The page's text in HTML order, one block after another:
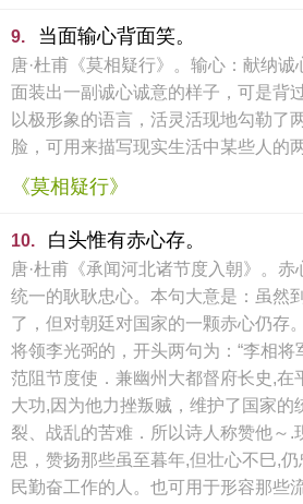
9. 当面输心背面笑。
唐·杜甫《莫相疑行》。输心：献纳
面装出一副诚心诚意的样子，可是背
以极形象的语言，活灵活现地勾勒了
脸，可用来描写现实生活中某些人的
《莫相疑行》
10. 白头惟有赤心存。
唐·杜甫《承闻河北诸节度入朝》。
统一的耿耿忠心。本句大意是：虽然
了，但对朝廷对国家的一颗赤心仍存
将领李光弼的，开头两句为：“李相将
范阻节度使．兼幽州大都督府长史,在
大功,因为他力挫叛贼，维护了国家的
裂、战乱的苦难．所以诗人称赞他～.
思，赞扬那些虽至暮年,但壮心不巳,
民勤奋工作的人。也可用于形容那些